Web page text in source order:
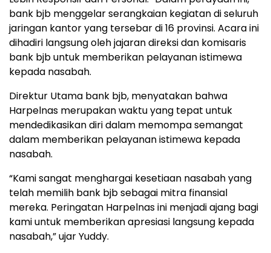
bank bjb menggelar serangkaian kegiatan di seluruh
jaringan kantor yang tersebar di 16 provinsi. Acara ini
dihadiri langsung oleh jajaran direksi dan komisaris
bank bjb untuk memberikan pelayanan istimewa
kepada nasabah.
Direktur Utama bank bjb, menyatakan bahwa
Harpelnas merupakan waktu yang tepat untuk
mendedikasikan diri dalam memompa semangat
dalam memberikan pelayanan istimewa kepada
nasabah.
“Kami sangat menghargai kesetiaan nasabah yang
telah memilih bank bjb sebagai mitra finansial
mereka. Peringatan Harpelnas ini menjadi ajang bagi
kami untuk memberikan apresiasi langsung kepada
nasabah,” ujar Yuddy.